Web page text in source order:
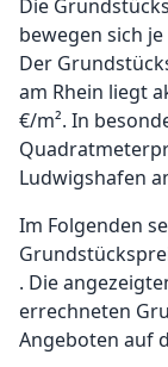
Die
bewegen sich
Der
am Rhein liegt
€/m². In
Ludwigshafen
Im Folgenden
. Die
errechneten
Angeboten auf